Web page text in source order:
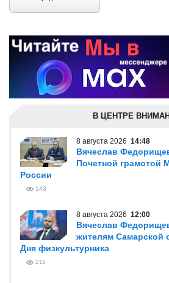
В ЦЕНТРЕ
8 августа 2026 14:48
Вячеслав
Почетной грамотой
России
143
8 августа 2026 12:00
Вячеслав
жителям Самарской
Дня физкультурника
211